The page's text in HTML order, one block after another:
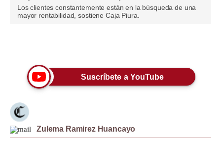
Pregunta de hoy
Lujo
Moda
Estilos
Los clientes constantemente están en la búsqueda de una
mayor rentabilidad, sostiene Caja Piura.
Suscríbete a YouTube
Zulema Ramirez Huancayo